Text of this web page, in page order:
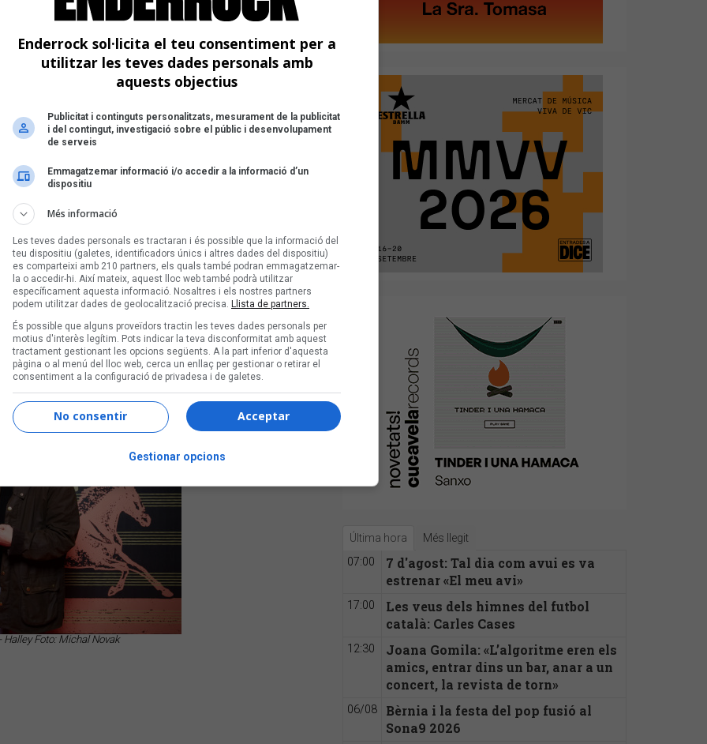
Rock Foto: Michal Novak
a segell de referència de la
Management, Lizardqueen Music i
independència i la proximitat amb
principals noms de l’escena
,Els Catarres
Ven’nus. Amb passió, rigor i visió,
se com un espai de creació i difusió
en els espais mediàtics, els
Foto: Michal Novak
Última hora Més llegit
07:00
7 d'agost: Tal dia com avui es va
estrenar «El meu avi»
17:00
Les veus dels himnes del futbol
català: Carles Cases
12:30
Joana Gomila: «L’algoritme eren els
amics, entrar dins un bar, anar a un
concert, la revista de torn»
06/08
Bèrnia i la festa del pop fusió al
Sona9 2026
Enderrock sol·licita el teu consentiment per a
utilitzar les teves dades personals amb
aquests objectius
Publicitat i continguts personalitzats, mesurament de la publicitat
i del contingut, investigació sobre el públic i desenvolupament
de serveis
Emmagatzemar informació i/o accedir a la informació d’un
dispositiu
Més informació
Les teves dades personals es tractaran i és possible que la informació del
teu dispositiu (galetes, identificadors únics i altres dades del dispositiu)
es comparteixi amb 210 partners, els quals també podran emmagatzemar-
la o accedir-hi. Així mateix, aquest lloc web també podrà utilitzar
específicament aquesta informació. Nosaltres i els nostres partners
podem utilitzar dades de geolocalització precisa. Llista de partners.
És possible que alguns proveïdors tractin les teves dades personals per
motius d'interès legítim. Pots indicar la teva disconformitat amb aquest
tractament gestionant les opcions següents. A la part inferior d'aquesta
pàgina o al menú del lloc web, cerca un enllaç per gestionar o retirar el
consentiment a la configuració de privadesa i de galetes.
Acceptar
No consentir
Gestionar opcions